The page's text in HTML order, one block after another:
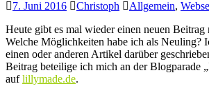
7. Juni 2016 Christoph Allgemein,
Heute gibt es mal wieder einen neuen
Welche Möglichkeiten habe ich als Neuling?
einen oder anderen Artikel darüber
Beitrag beteilige ich mich an der Blogparade
auflillymade.de.